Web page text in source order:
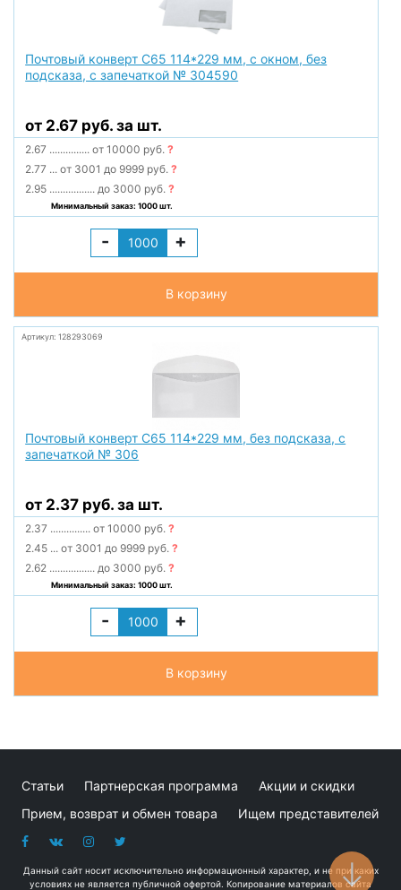
Почтовый конверт С65 114*229 мм, с окном, без
подсказа, с запечаткой № 304590
от 2.67 руб. за шт.
2.67 ............... от 10000 руб.?
2.77 ... от 3001 до 9999 руб.?
2.95 ................. до 3000 руб.?
Минимальный заказ: 1000 шт.
- +
В корзину
Артикул: 128293069
Почтовый конверт С65 114*229 мм, без подсказа, с
запечаткой № 306
от 2.37 руб. за шт.
2.37 ............... от 10000 руб.?
2.45 ... от 3001 до 9999 руб.?
2.62 ................. до 3000 руб.?
Минимальный заказ: 1000 шт.
- +
В корзину
Статьи Партнерская программа
Акции и скидки
Прием, возврат и обмен товара
Ищем представителей
Данный сайт носит исключительно информационный характер, и не при каких
условиях не является публичной офертой. Копирование материалов сайта